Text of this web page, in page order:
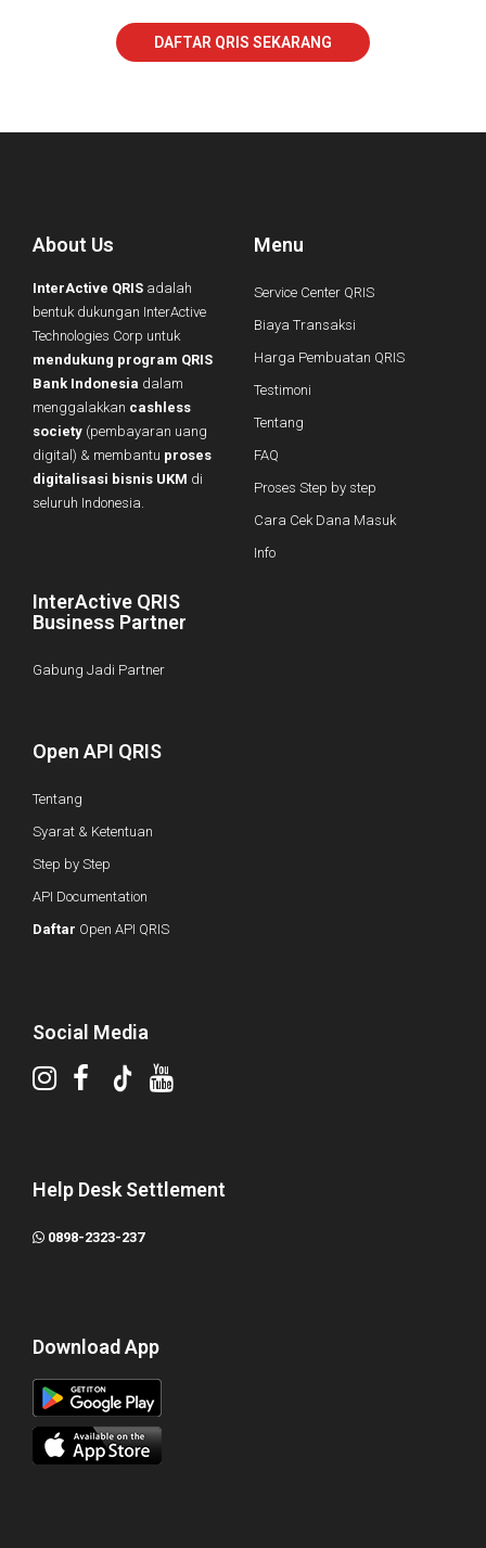
DAFTAR QRIS SEKARANG
About Us
InterActive QRIS adalah
bentuk dukungan InterActive
Technologies Corp untuk
mendukung program QRIS
Bank Indonesia dalam
menggalakkan cashless
society (pembayaran uang
digital) & membantu proses
digitalisasi bisnis UKM di
seluruh Indonesia.
InterActive QRIS
Business Partner
Gabung Jadi Partner
Menu
Service Center QRIS
Biaya Transaksi
Harga Pembuatan QRIS
Testimoni
Tentang
FAQ
Proses Step by step
Cara Cek Dana Masuk
Info
Open API QRIS
Tentang
Syarat & Ketentuan
Step by Step
API Documentation
Daftar Open API QRIS
Social Media
Help Desk Settlement
0898-2323-237
Download App